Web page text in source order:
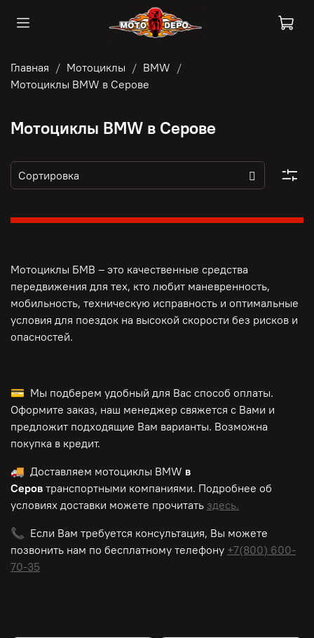
Главная Мотоциклы
BMW
Мотоциклы BMW в Серове
Мотоциклы BMW в Серове
Мотоциклы БМВ – это качественные средства
передвижения для тех, кто любит маневренность,
мобильность, техническую исправность и оптимальные
условия для поездок на высокой скорости без рисков и
опасностей.
💳 Мы подберем удобный для Вас способ оплаты.
Оформите заказ, наш менеджер свяжется с Вами и
предложит подходящие Вам варианты. Возможна
покупка в кредит.
🚚 Доставляем мотоциклы BMW в
Серов транспортными компаниями. Подробнее об
условиях доставки можете прочитать здесь.
📞 Если Вам требуется консультация, Вы можете
позвонить нам по бесплатному телефону +7(800) 600-
70-35